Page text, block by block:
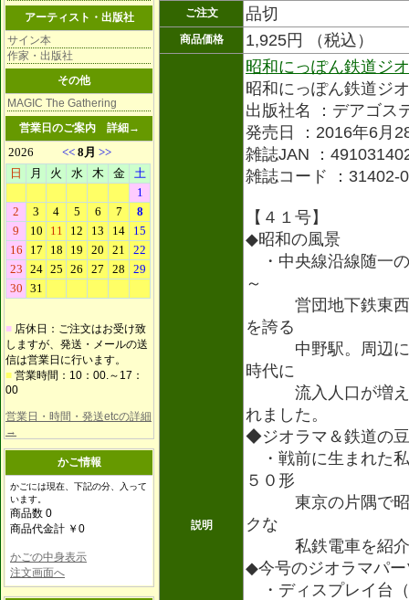
アーティスト・出版社
サイン本
作家・出版社
その他
MAGIC The Gathering
営業日のご案内 詳細→
■ 店休日：ご注文はお受け致
しますが、発送・メールの送
信は営業日に行います。
■ 営業時間：10：00.～17：
00
営業日・時間・発送etcの詳細
→
かご情報
かごには現在、下記の分、入って
います。
商品数 0
商品代金計 ￥0
かごの中身表示
注文画面へ
ご注文 品切
商品価格 1,925円 （税込）
説明
昭和にっぽん鉄道ジ
昭和にっぽん鉄道ジ
出版社名 ：デアゴス
発売日 ：2016年6月
雑誌JAN ：
雑誌コード ：31402-
【４１号】
◆昭和の風景
・中央線沿線随一
～
営団地下鉄東西線
を誇る
中野駅。周辺に木
時代に
流入人口が増え、
れました。
◆ジオラマ＆鉄道の
・戦前に生まれた
５０形
東京の片隅で昭和
クな
私鉄電車を紹介
◆今号のジオラマパ
・ディスプレイ台